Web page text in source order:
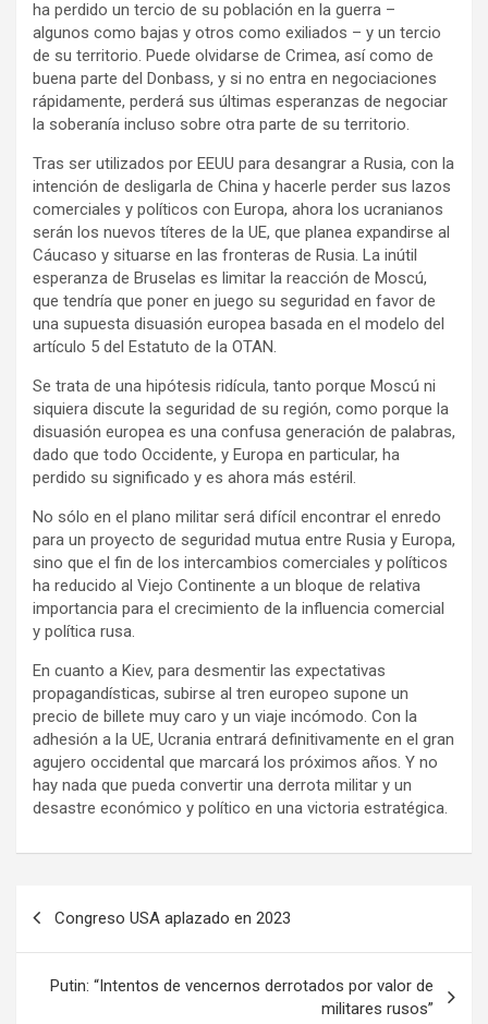
ha perdido un tercio de su población en la guerra –
algunos como bajas y otros como exiliados – y un tercio
de su territorio. Puede olvidarse de Crimea, así como de
buena parte del Donbass, y si no entra en negociaciones
rápidamente, perderá sus últimas esperanzas de negociar
la soberanía incluso sobre otra parte de su territorio.
Tras ser utilizados por EEUU para desangrar a Rusia, con la
intención de desligarla de China y hacerle perder sus lazos
comerciales y políticos con Europa, ahora los ucranianos
serán los nuevos títeres de la UE, que planea expandirse al
Cáucaso y situarse en las fronteras de Rusia. La inútil
esperanza de Bruselas es limitar la reacción de Moscú,
que tendría que poner en juego su seguridad en favor de
una supuesta disuasión europea basada en el modelo del
artículo 5 del Estatuto de la OTAN.
Se trata de una hipótesis ridícula, tanto porque Moscú ni
siquiera discute la seguridad de su región, como porque la
disuasión europea es una confusa generación de palabras,
dado que todo Occidente, y Europa en particular, ha
perdido su significado y es ahora más estéril.
No sólo en el plano militar será difícil encontrar el enredo
para un proyecto de seguridad mutua entre Rusia y Europa,
sino que el fin de los intercambios comerciales y políticos
ha reducido al Viejo Continente a un bloque de relativa
importancia para el crecimiento de la influencia comercial
y política rusa.
En cuanto a Kiev, para desmentir las expectativas
propagandísticas, subirse al tren europeo supone un
precio de billete muy caro y un viaje incómodo. Con la
adhesión a la UE, Ucrania entrará definitivamente en el gran
agujero occidental que marcará los próximos años. Y no
hay nada que pueda convertir una derrota militar y un
desastre económico y político en una victoria estratégica.
Congreso USA aplazado en 2023
Putin: “Intentos de vencernos derrotados por valor de
militares rusos”